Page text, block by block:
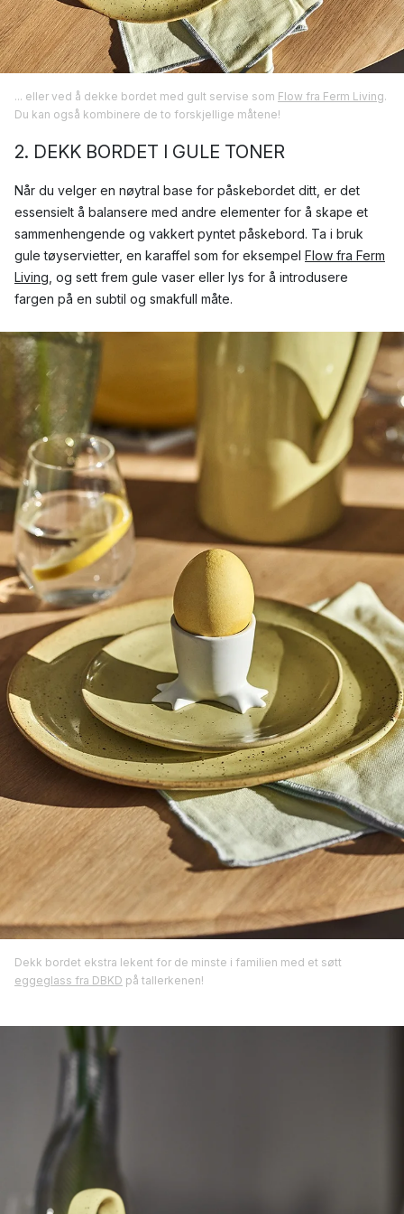
... eller ved å dekke bordet med gult servise som Flow fra Ferm Living.
Du kan også kombinere de to forskjellige måtene!
2. DEKK BORDET I GULE TONER
Når du velger en nøytral base for påskebordet ditt, er det
essensielt å balansere med andre elementer for å skape et
sammenhengende og vakkert pyntet påskebord. Ta i bruk
gule tøyservietter, en karaffel som for eksempel Flow fra Ferm
Living , og sett frem gule vaser eller lys for å introdusere
fargen på en subtil og smakfull måte.
Dekk bordet ekstra lekent for de minste i familien med et søtt
eggeglass fra DBKD på tallerkenen!